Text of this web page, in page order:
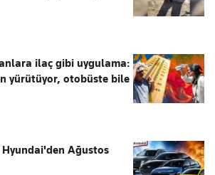
ilaç gibi uygulama:
yürütüyor, otobüste bile
Ağustos